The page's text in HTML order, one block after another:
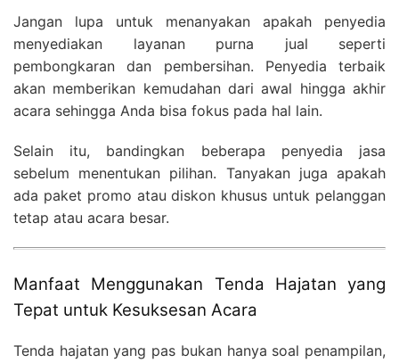
Jangan lupa untuk menanyakan apakah penyedia
menyediakan layanan purna jual seperti
pembongkaran dan pembersihan. Penyedia terbaik
akan memberikan kemudahan dari awal hingga akhir
acara sehingga Anda bisa fokus pada hal lain.
Selain itu, bandingkan beberapa penyedia jasa
sebelum menentukan pilihan. Tanyakan juga apakah
ada paket promo atau diskon khusus untuk pelanggan
tetap atau acara besar.
Manfaat Menggunakan Tenda Hajatan yang
Tepat untuk Kesuksesan Acara
Tenda hajatan yang pas bukan hanya soal penampilan,